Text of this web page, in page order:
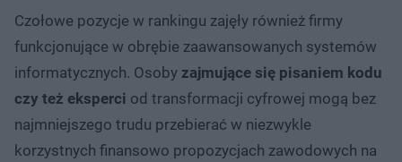
Czołowe pozycje w rankingu zajęły również firmy
funkcjonujące w obrębie zaawansowanych systemów
informatycznych. Osoby zajmujące się pisaniem kodu
czy też eksperci od transformacji cyfrowej mogą bez
najmniejszego trudu przebierać w niezwykle
korzystnych finansowo propozycjach zawodowych na